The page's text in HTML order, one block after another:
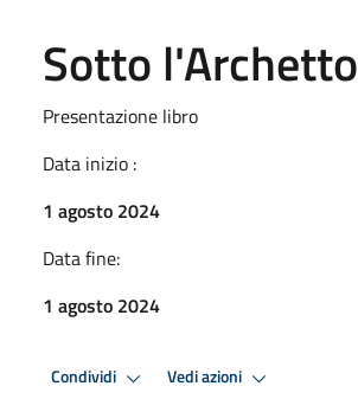
Sotto l'Archetto
Presentazione libro
Data inizio :
1 agosto 2024
Data fine:
1 agosto 2024
Condividi Vedi azioni